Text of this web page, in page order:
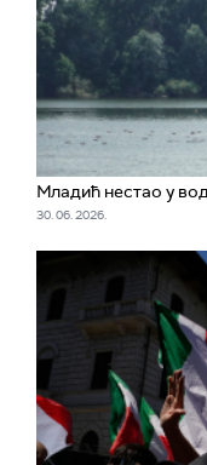
Младић нестао у
30. 06. 2026.